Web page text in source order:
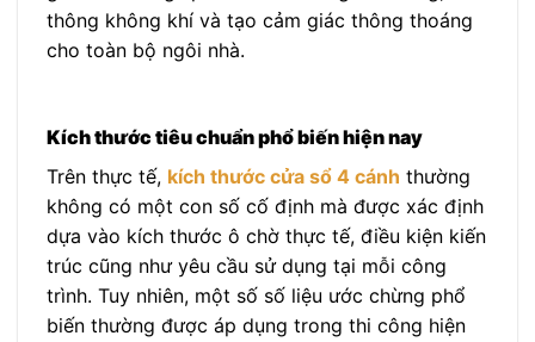
thông không khí và tạo cảm giác thông thoáng
cho toàn bộ ngôi nhà.
Kích thước tiêu chuẩn phổ biến hiện nay
Trên thực tế, kích thước cửa sổ 4 cánh thường
không có một con số cố định mà được xác định
dựa vào kích thước ô chờ thực tế, điều kiện kiến
trúc cũng như yêu cầu sử dụng tại mỗi công
trình. Tuy nhiên, một số số liệu ước chừng phổ
biến thường được áp dụng trong thi công hiện